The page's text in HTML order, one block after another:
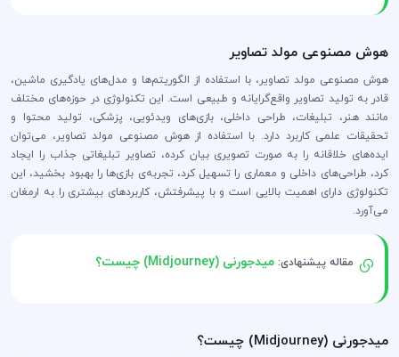
هوش مصنوعی مولد تصاویر
هوش مصنوعی مولد تصاویر، با استفاده از الگوریتم‌ها و مدل‌های یادگیری ماشین،
قادر به تولید تصاویر واقع‌گرایانه و طبیعی است. این تکنولوژی در حوزه‌های مختلف
مانند هنر، تبلیغات، طراحی داخلی، بازی‌های ویدئویی، پزشکی، تولید محتوا و
تحقیقات علمی کاربرد دارد. با استفاده از هوش مصنوعی مولد تصاویر، می‌توان
ایده‌های خلاقانه را به صورت تصویری بیان کرده، تصاویر تبلیغاتی جذاب را ایجاد
کرد، طراحی‌های داخلی و معماری را تسهیل کرد، تجربه‌ی بازی‌ها را بهبود بخشید، این
تکنولوژی دارای اهمیت بالایی است و با پیشرفتش، کاربردهای بیشتری را به ارمغان
می‌آورد.
مقاله پیشنهادی:میدجورنی (Midjourney) چیست؟
میدجورنی (Midjourney) چیست؟